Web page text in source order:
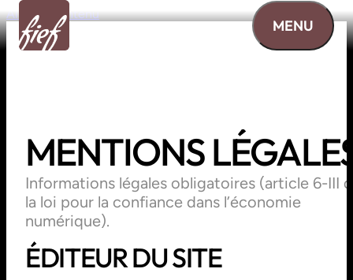
Aller au contenu
MENU
MENTIONS
Informations légales obligatoires (article 6-III
la loi pour la confiance dans l’économie
numérique).
ÉDITEUR DU SITE